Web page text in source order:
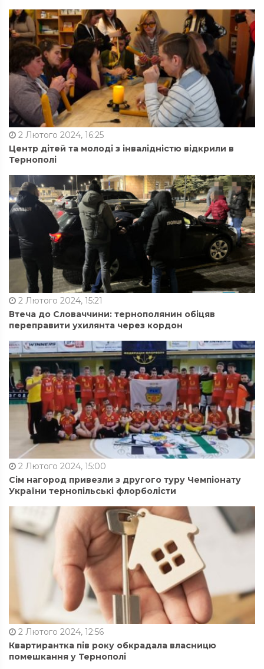
2 Лютого 2024, 16:25
Центр дітей та молоді з інвалідністю відкрили в
Тернополі
2 Лютого 2024, 15:21
Втеча до Словаччини: тернополянин обіцяв
переправити ухилянта через кордон
2 Лютого 2024, 15:00
Сім нагород привезли з другого туру Чемпіонату
України тернопільські флорболісти
2 Лютого 2024, 12:56
Квартирантка пів року обкрадала власницю
помешкання у Тернополі